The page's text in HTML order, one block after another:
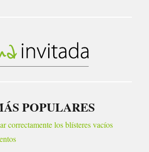
POPULARES
correctamente los blísteres vacíos